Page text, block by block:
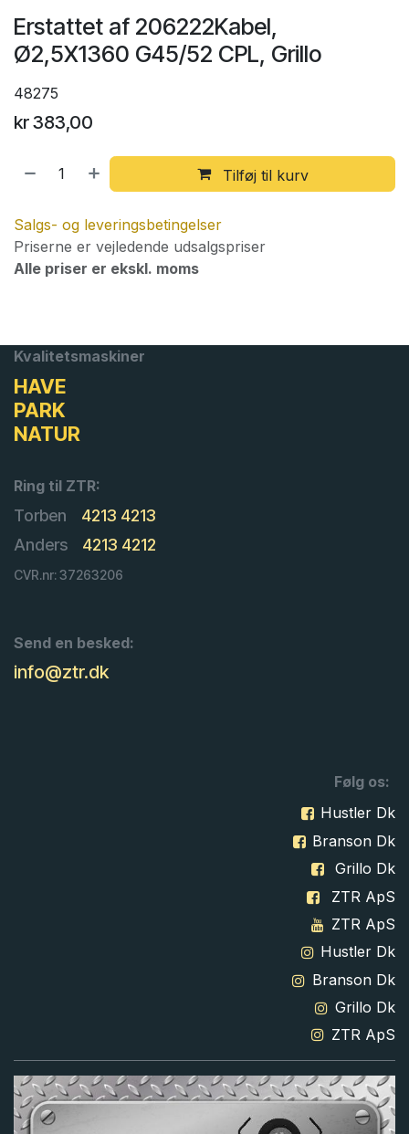
Erstattet af 206222Kabel,
Ø2,5X1360 G45/52 CPL, Grillo
48275
kr383,00
Tilføj til kurv
Salgs- og leveringsbetingelser
Priserne er vejledende udsalgspriser
Alle priser er ekskl. moms
Kvalitetsmaskiner
HAVE
PARK
NATUR
Ring til ZTR:
Torben
4213 4213
Anders
4213 4212
CVR.nr: 37263206
Send en besked:
info@ztr.dk
Følg os:
Hustler Dk
Branson Dk
Grillo Dk
ZTR ApS
ZTR ApS
Hustler Dk
Branson Dk
Grillo Dk
ZTR ApS